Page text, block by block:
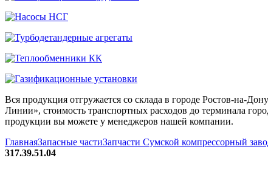
Вся продукция отгружается со склада в городе Ростов-на-
Линии», стоимость транспортных расходов до терминала
продукции вы можете у менеджеров нашей компании.
ГлавнаяЗапасные частиЗапчасти Сумской компрессорный
317.39.51.04